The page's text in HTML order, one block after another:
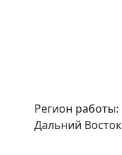
Регион работы:
Дальний Восток